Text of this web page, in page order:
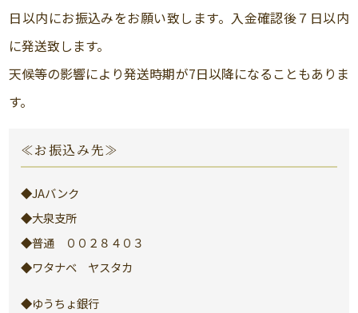
日以内にお振込みをお願い致します。入金確認後７日以内
に発送致します。
天候等の影響により発送時期が7日以降になることもありま
す。
≪お振込み先≫
◆JAバンク
◆大泉支所
◆普通 ００２８４０３
◆ワタナベ ヤスタカ
◆ゆうちょ銀行